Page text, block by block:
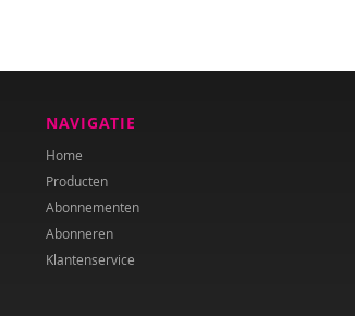
NAVIGATIE
Home
Producten
Abonnementen
Abonneren
Klantenservice